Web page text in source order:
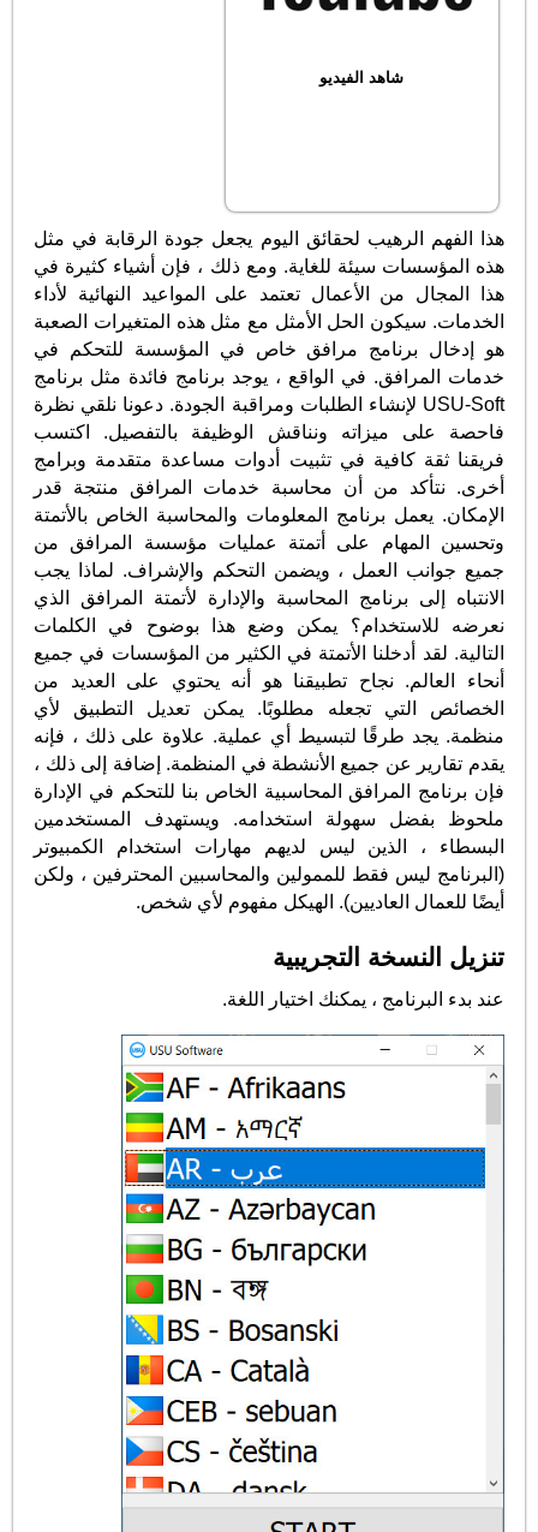
شاهد الفيديو
هذا الفهم الرهيب لحقائق اليوم يجعل جودة الرقابة في مثل
هذه المؤسسات سيئة للغاية. ومع ذلك ، فإن أشياء كثيرة في
هذا المجال من الأعمال تعتمد على المواعيد النهائية لأداء
الخدمات. سيكون الحل الأمثل مع مثل هذه المتغيرات الصعبة
هو إدخال برنامج مرافق خاص في المؤسسة للتحكم في
خدمات المرافق. في الواقع ، يوجد برنامج فائدة مثل برنامج
USU-Soft لإنشاء الطلبات ومراقبة الجودة. دعونا نلقي نظرة
فاحصة على ميزاته ونناقش الوظيفة بالتفصيل. اكتسب
فريقنا ثقة كافية في تثبيت أدوات مساعدة متقدمة وبرامج
أخرى. نتأكد من أن محاسبة خدمات المرافق منتجة قدر
الإمكان. يعمل برنامج المعلومات والمحاسبة الخاص بالأتمتة
وتحسين المهام على أتمتة عمليات مؤسسة المرافق من
جميع جوانب العمل ، ويضمن التحكم والإشراف. لماذا يجب
الانتباه إلى برنامج المحاسبة والإدارة لأتمتة المرافق الذي
نعرضه للاستخدام؟ يمكن وضع هذا بوضوح في الكلمات
التالية. لقد أدخلنا الأتمتة في الكثير من المؤسسات في جميع
أنحاء العالم. نجاح تطبيقنا هو أنه يحتوي على العديد من
الخصائص التي تجعله مطلوبًا. يمكن تعديل التطبيق لأي
منظمة. يجد طرقًا لتبسيط أي عملية. علاوة على ذلك ، فإنه
يقدم تقارير عن جميع الأنشطة في المنظمة. إضافة إلى ذلك ،
فإن برنامج المرافق المحاسبية الخاص بنا للتحكم في الإدارة
ملحوظ بفضل سهولة استخدامه. ويستهدف المستخدمين
البسطاء ، الذين ليس لديهم مهارات استخدام الكمبيوتر
(البرنامج ليس فقط للممولين والمحاسبين المحترفين ، ولكن
أيضًا للعمال العاديين). الهيكل مفهوم لأي شخص.
تنزيل النسخة التجريبية
عند بدء البرنامج ، يمكنك اختيار اللغة.